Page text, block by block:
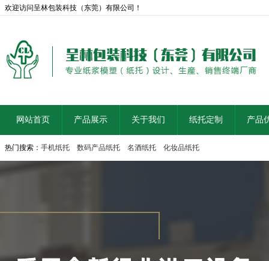
欢迎访问呈林包装科技（东莞）有限公司！
网站首页 产品展示 关于我们 纸托定制 产品
热门搜索： 手机纸托 数码产品纸托 名酒纸托 化妆品纸托